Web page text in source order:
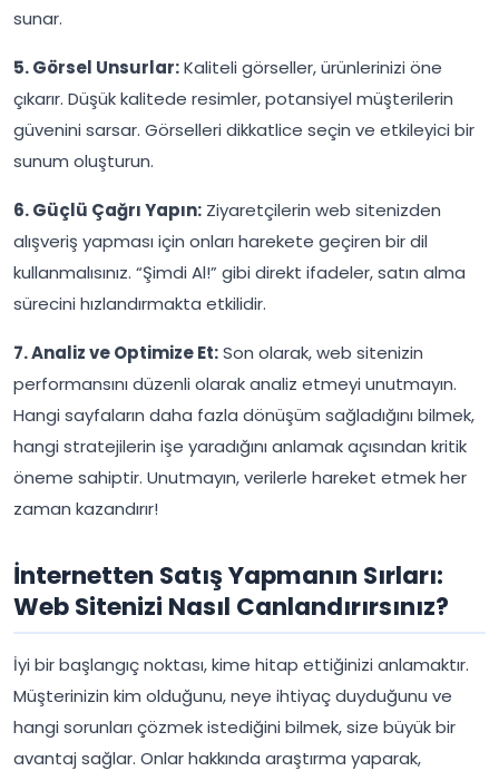
sunar.
5. Görsel Unsurlar:Kaliteli görseller, ürünlerinizi öne
çıkarır. Düşük kalitede resimler, potansiyel müşterilerin
güvenini sarsar. Görselleri dikkatlice seçin ve etkileyici bir
sunum oluşturun.
6. Güçlü Çağrı Yapın: Ziyaretçilerin web sitenizden
alışveriş yapması için onları harekete geçiren bir dil
kullanmalısınız. “Şimdi Al!” gibi direkt ifadeler, satın alma
sürecini hızlandırmakta etkilidir.
7. Analiz ve Optimize Et:Son olarak, web sitenizin
performansını düzenli olarak analiz etmeyi unutmayın.
Hangi sayfaların daha fazla dönüşüm sağladığını bilmek,
hangi stratejilerin işe yaradığını anlamak açısından kritik
öneme sahiptir. Unutmayın, verilerle hareket etmek her
zaman kazandırır!
İnternetten Satış Yapmanın Sırları:
Web Sitenizi Nasıl Canlandırırsınız?
İyi bir başlangıç noktası, kime hitap ettiğinizi anlamaktır.
Müşterinizin kim olduğunu, neye ihtiyaç duyduğunu ve
hangi sorunları çözmek istediğini bilmek, size büyük bir
avantaj sağlar. Onlar hakkında araştırma yaparak,